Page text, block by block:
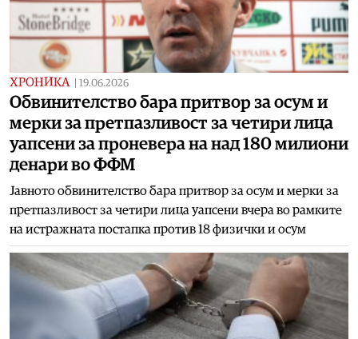
ХРОНИКА 19.06.2026
Обвинителство бара притвор за осум и
мерки за претпазливост за четири лица
уапсени за проневера на над 180 милиони
денари во ФФМ
Јавното обвинителство бара притвор за осум и мерки за
претпазливост за четири лица уапсени вчера во рамките
на истражната постапка против 18 физички и осум